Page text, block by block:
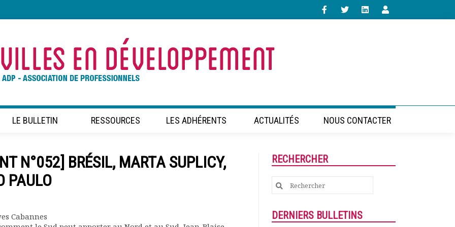
LE BULLETIN RESSOURCES LES ADHÉRENTS ACTUALITÉS NOUS CONTACTER
N°052] BRÉSIL, MARTA SUPLICY,
PAULO
Cabannes
RECHERCHER
Search
for:
DERNIERS BULLETINS